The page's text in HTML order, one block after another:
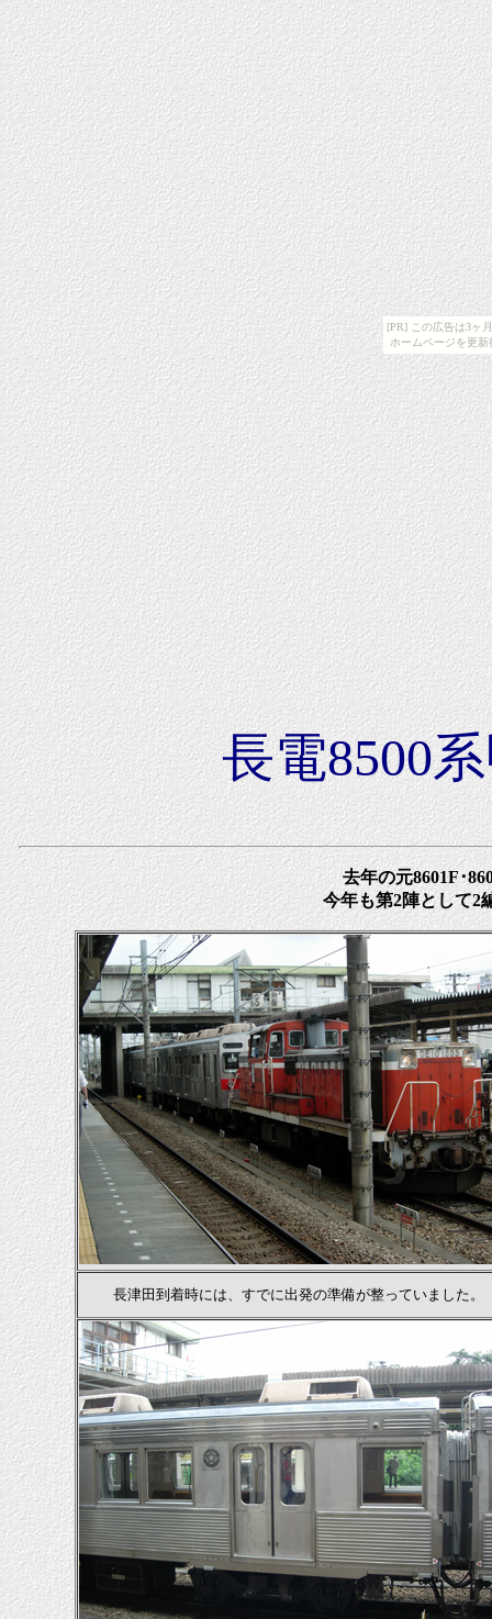
[PR] この広告は3ヶ
ホームページを更
長電8500
去年の元8601F･
今年も第2陣として2
長津田到着時には、すでに出発の準備が整っていました。